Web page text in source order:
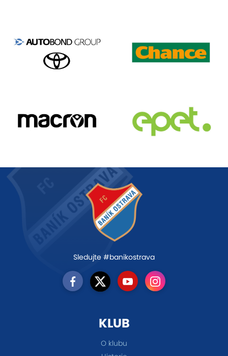
Sledujte #banikostrava
KLUB
O klubu